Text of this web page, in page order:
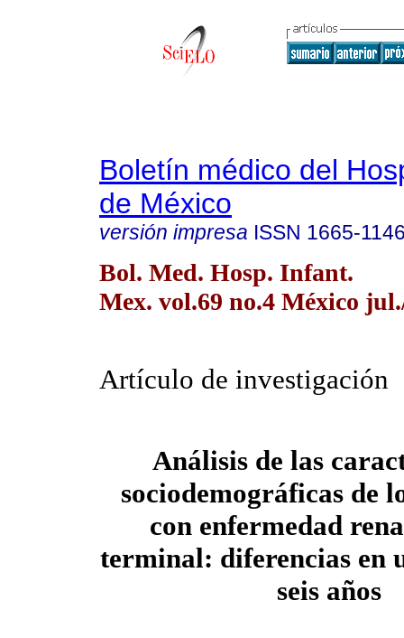
Boletín médico del
de México
versión impresa ISSN 1665-
Bol. Med. Hosp. Infant.
Mex. vol.69 no.4 México
Artículo de investigación
Análisis de las
sociodemográficas de
con enfermedad
terminal: diferencias en
seis años